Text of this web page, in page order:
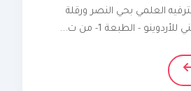
بمركز الترفيه العلمي بحي النصر ورقلة
- الطبعة 1- من ت...